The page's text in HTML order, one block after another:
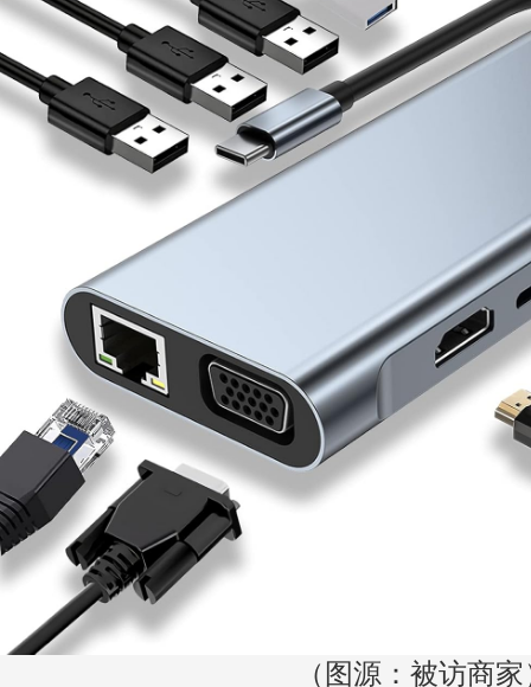
（图源：被访商